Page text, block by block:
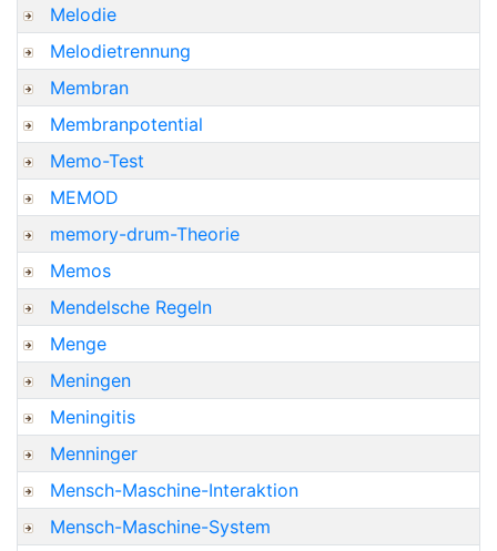
Melodie
Melodietrennung
Membran
Membranpotential
Memo-Test
MEMOD
memory-drum-Theorie
Memos
Mendelsche Regeln
Menge
Meningen
Meningitis
Menninger
Mensch-Maschine-Interaktion
Mensch-Maschine-System